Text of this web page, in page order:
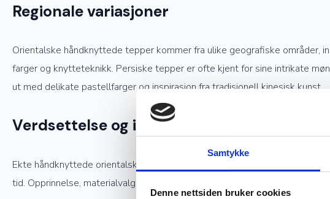
Samtykke
Denne nettsiden bruker cookies
Regionale variasjoner
Orientalske håndknyttede tepper kommer fra ulike geografiske områder,
farger og knytteteknikk. Persiske tepper er ofte kjent for sine intrikate
ut med delikate pastellfarger og inspirasjon fra tradisjonell kinesisk kunst.
Verdsettelse og investering
Ekte håndknyttede orientalske tepper er ettertraktede samlerobjekter
tid. Opprinnelse, materialvalg og knutetetthet spiller en stor rolle i